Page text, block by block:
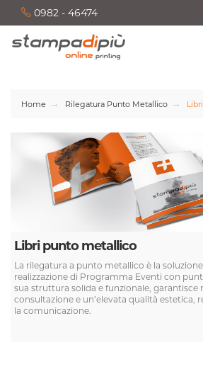
0982 - 46474
Home Rilegatura Punto Metallico
Libri punto metallico
La rilegatura a punto metallico è la
realizzazione di Programma Eventi con
sua struttura solida e funzionale, garantisce
consultazione e un’elevata qualità estetica,
la comunicazione.